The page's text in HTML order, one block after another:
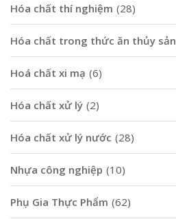
Hóa chất thí nghiệm (28)
Hóa chất trong thức ăn thủy sản
Hoá chất xi mạ (6)
Hóa chất xử lý (2)
Hóa chất xử lý nước (28)
Nhựa công nghiệp (10)
Phụ Gia Thực Phẩm (62)